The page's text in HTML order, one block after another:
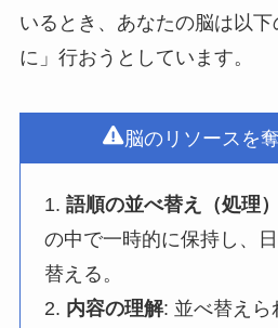
いるとき、あなたの脳は以
に」行おうとしています。
脳のリソースを
1.語順の並べ替え（処理）
の中で一時的に保持し、
替える。
2. 内容の理解: 並べ替えら